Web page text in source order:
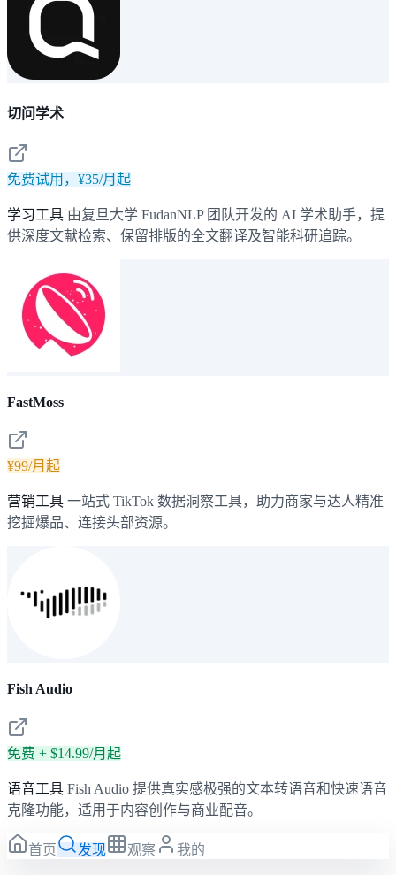
切问学术
免费试用，¥35/月起
学习工具 由复旦大学 FudanNLP 团队开发的 AI 学术助手，提
供深度文献检索、保留排版的全文翻译及智能科研追踪。
FastMoss
¥99/月起
营销工具 一站式 TikTok 数据洞察工具，助力商家与达人精准
挖掘爆品、连接头部资源。
Fish Audio
免费 + $14.99/月起
语音工具 Fish Audio 提供真实感极强的文本转语音和快速语音
克隆功能，适用于内容创作与商业配音。
首页 发现 观察 我的